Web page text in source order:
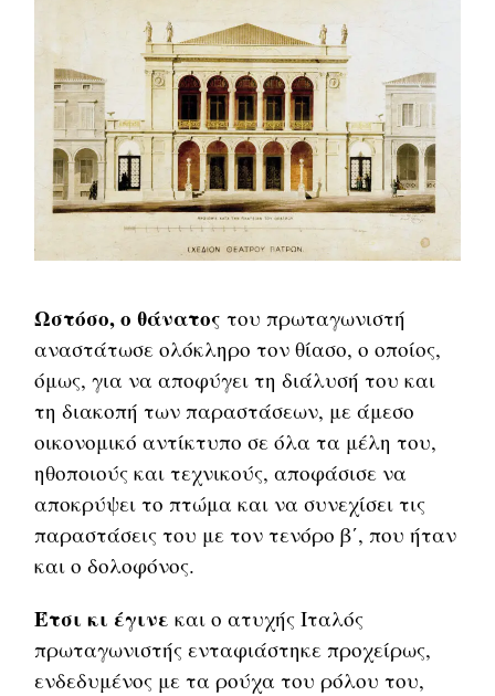
Ωστόσο, ο θάνατοςτου πρωταγωνιστή
αναστάτωσε ολόκληρο τον θίασο, ο οποίος,
όμως, για να αποφύγει τη διάλυσή του και
τη διακοπή των παραστάσεων, με άμεσο
οικονομικό αντίκτυπο σε όλα τα μέλη του,
ηθοποιούς και τεχνικούς, αποφάσισε να
αποκρύψει το πτώμα και να συνεχίσει τις
παραστάσεις του με τον τενόρο β΄, που ήταν
και ο δολοφόνος.
Έτσι κι έγινε και ο ατυχής Ιταλός
πρωταγωνιστής ενταφιάστηκε προχείρως,
ενδεδυμένος με τα ρούχα του ρόλου του,